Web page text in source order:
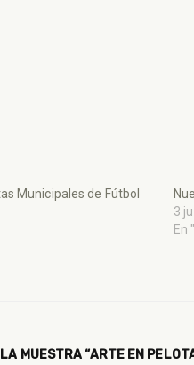
Municipales de Fútbol
3
En
MUESTRA “ARTE EN